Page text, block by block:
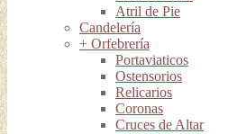
Atril de Pie
Candelería
+ Orfebrería
Portaviaticos
Ostensorios
Relicarios
Coronas
Cruces de Altar